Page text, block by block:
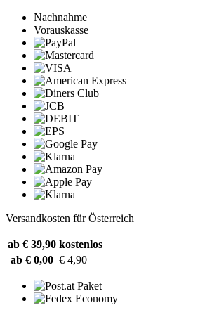
Nachnahme
Vorauskasse
Versandkosten für Österreich
ab € 39,90 kostenlos
ab € 0,00 € 4,90